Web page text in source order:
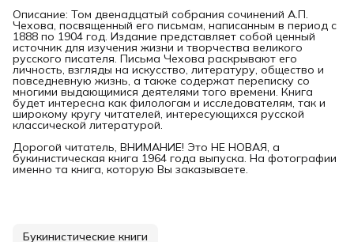
Описание: Том двенадцатый собрания сочинений А.П.
Чехова, посвященный его письмам, написанным в период с
1888 по 1904 год. Издание представляет собой ценный
источник для изучения жизни и творчества великого
русского писателя. Письма Чехова раскрывают его
личность, взгляды на искусство, литературу, общество и
повседневную жизнь, а также содержат переписку со
многими выдающимися деятелями того времени. Книга
будет интересна как филологам и исследователям, так и
широкому кругу читателей, интересующихся русской
классической литературой.
Дорогой читатель, ВНИМАНИЕ! Это НЕ НОВАЯ, а
букинистическая книга 1964 года выпуска. На фотографии
именно та книга, которую Вы заказываете.
Букинистические книги